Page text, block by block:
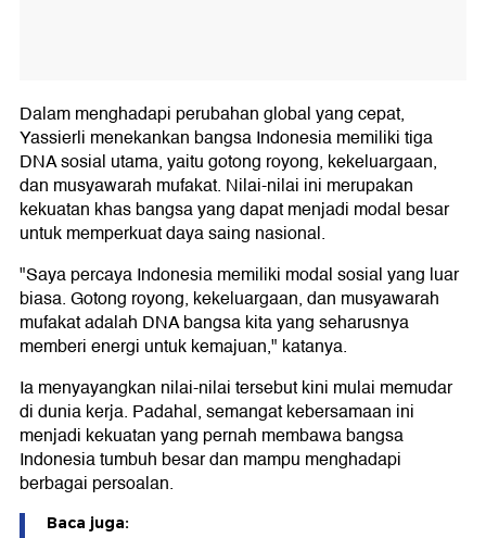
Dalam menghadapi perubahan global yang cepat,
Yassierli menekankan bangsa Indonesia memiliki tiga
DNA sosial utama, yaitu gotong royong, kekeluargaan,
dan musyawarah mufakat. Nilai-nilai ini merupakan
kekuatan khas bangsa yang dapat menjadi modal besar
untuk memperkuat daya saing nasional.
"Saya percaya Indonesia memiliki modal sosial yang luar
biasa. Gotong royong, kekeluargaan, dan musyawarah
mufakat adalah DNA bangsa kita yang seharusnya
memberi energi untuk kemajuan," katanya.
Ia menyayangkan nilai-nilai tersebut kini mulai memudar
di dunia kerja. Padahal, semangat kebersamaan ini
menjadi kekuatan yang pernah membawa bangsa
Indonesia tumbuh besar dan mampu menghadapi
berbagai persoalan.
Baca juga: